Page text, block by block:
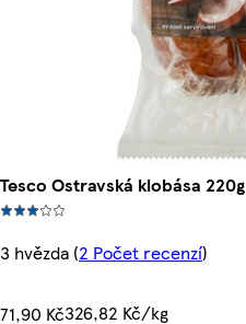
Tesco Ostravská klobása 220g
3 hvězda (2 Počet recenzí)
71,90 Kč326,82 Kč/kg